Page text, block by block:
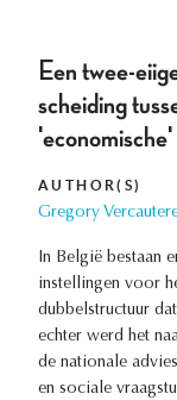
Een twee-
scheiding
AUTHOR(S)
Gregory
In België bestaan
instellingen voor
dubbelstructuur
echter werd het
de nationale
en sociale